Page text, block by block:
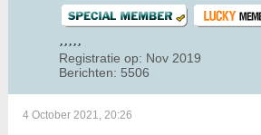
Registratie op: Nov 2019
Berichten: 5506
4 October 2021, 20:26